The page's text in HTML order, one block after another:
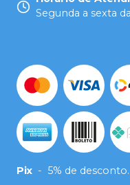
Segunda a sexta
Pix - 5% de desconto.